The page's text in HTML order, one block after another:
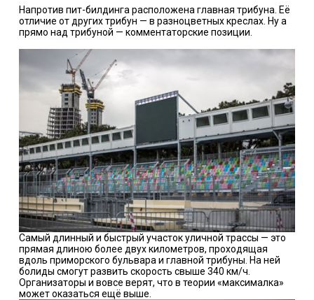
Напротив пит-билдинга расположена главная трибуна. Её
отличие от других трибун — в разноцветных креслах. Ну а
прямо над трибуной — комментаторские позиции.
Самый длинный и быстрый участок уличной трассы — это
прямая длиною более двух километров, проходящая
вдоль приморского бульвара и главной трибуны. На ней
болиды смогут развить скорость свыше 340 км/ч.
Организаторы и вовсе верят, что в теории «максималка»
может оказаться ещё выше.